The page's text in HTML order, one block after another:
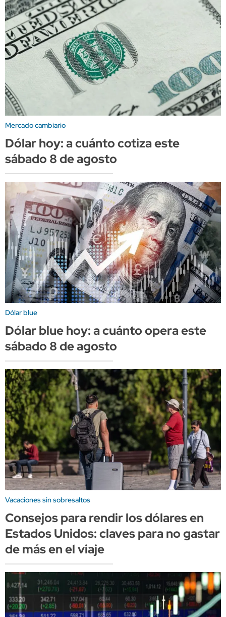
Mercado cambiario
Dólar hoy: a cuánto cotiza este
sábado 8 de agosto
Dólar blue
Dólar blue hoy: a cuánto opera este
sábado 8 de agosto
Vacaciones sin sobresaltos
Consejos para rendir los dólares en
Estados Unidos: claves para no gastar
de más en el viaje